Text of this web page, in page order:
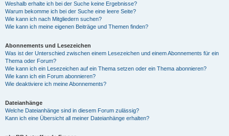
Weshalb erhalte ich bei der Suche keine Ergebnisse?
Warum bekomme ich bei der Suche eine leere Seite?
Wie kann ich nach Mitgliedern suchen?
Wie kann ich meine eigenen Beiträge und Themen finden?
Abonnements und Lesezeichen
Was ist der Unterschied zwischen einem Lesezeichen und einem Abonnements für ein
Thema oder Forum?
Wie kann ich ein Lesezeichen auf ein Thema setzen oder ein Thema abonnieren?
Wie kann ich ein Forum abonnieren?
Wie deaktiviere ich meine Abonnements?
Dateianhänge
Welche Dateianhänge sind in diesem Forum zulässig?
Kann ich eine Übersicht all meiner Dateianhänge erhalten?